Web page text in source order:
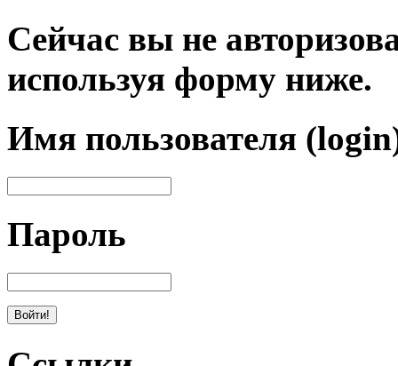
Сейчас вы не
используя форму ниже.
Имя пользователя
Пароль